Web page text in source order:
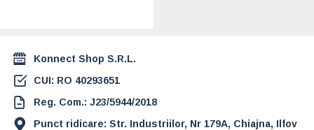
Konnect Shop S.R.L.
CUI: RO 40293651
Reg. Com.: J23/5944/2018
Punct ridicare: Str. Industriilor, Nr 179A, Chiajna, Ilfov